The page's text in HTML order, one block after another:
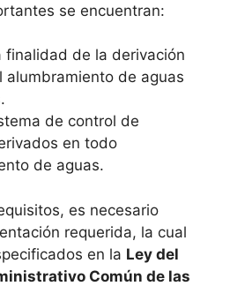
se encuentran:
finalidad de la derivación
alumbramiento de aguas
de control de
en todo
de aguas.
es necesario
requerida, la cual
en la Ley del
Común de las